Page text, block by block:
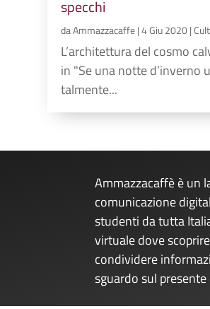
specchi
daAmmazzacaffe|4 Giu 2020|
L’architettura del cosmo
in "Se una notte d’inverno
talmente...
Ammazzacaffè è un
comunicazione
studenti da tutta
virtuale dove
condividere
sguardo sul